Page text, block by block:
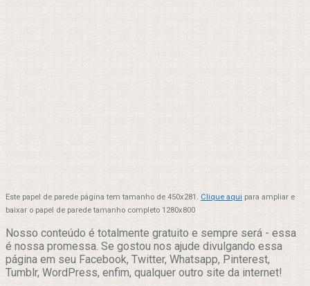
Este papel de parede página tem tamanho de 450x281. Clique aqui para ampliar e
baixar o papel de parede tamanho completo 1280x800
Nosso conteúdo é totalmente gratuito e sempre será - essa
é nossa promessa. Se gostou nos ajude divulgando essa
página em seu Facebook, Twitter, Whatsapp, Pinterest,
Tumblr, WordPress, enfim, qualquer outro site da internet!